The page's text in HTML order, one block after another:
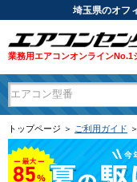
埼玉県のオフ
業務用エアコンオンラインNo.1
トップページ ＞ ご利用ガイド